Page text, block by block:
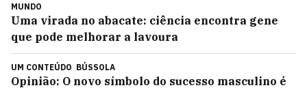
MUNDO
Uma virada no abacate: ciência encontra gene
que pode melhorar a lavoura
UM CONTEÚDO BÚSSOLA
Opinião: O novo símbolo do sucesso masculino é